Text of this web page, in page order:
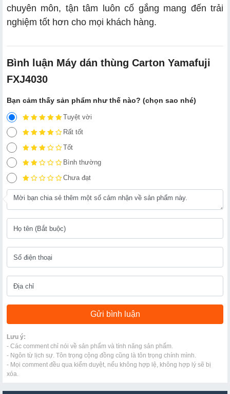
chuyên môn, tận tâm luôn cố gắng mang đến trải
nghiệm tốt hơn cho mọi khách hàng.
Bình luận Máy dán thùng Carton Yamafuji
FXJ4030
Bạn cảm thấy sản phẩm như thế nào? (chọn sao nhé)
Tuyệt vời
Rất tốt
Tốt
Bình thường
Chưa đạt
Lưu ý:
- Các comment chỉ nói về sản phẩm và tính năng sản phẩm.
- Ngôn từ lịch sự. Tôn trọng cộng đồng cũng là tôn trọng chính mình.
- Mọi comment đều qua kiểm duyệt, nếu không hợp lệ, không hợp lý sẽ bị
xóa.